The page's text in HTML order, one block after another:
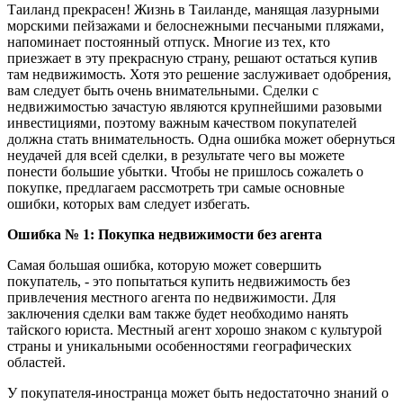
Таиланд прекрасен! Жизнь в Таиланде, манящая лазурными
морскими пейзажами и белоснежными песчаными пляжами,
напоминает постоянный отпуск. Многие из тех, кто
приезжает в эту прекрасную страну, решают остаться купив
там недвижимость. Хотя это решение заслуживает одобрения,
вам следует быть очень внимательными. Сделки с
недвижимостью зачастую являются крупнейшими разовыми
инвестициями, поэтому важным качеством покупателей
должна стать внимательность. Одна ошибка может обернуться
неудачей для всей сделки, в результате чего вы можете
понести большие убытки. Чтобы не пришлось сожалеть о
покупке, предлагаем рассмотреть три самые основные
ошибки, которых вам следует избегать.
Ошибка № 1: Покупка недвижимости без агента
Самая большая ошибка, которую может совершить
покупатель, - это попытаться купить недвижимость без
привлечения местного агента по недвижимости. Для
заключения сделки вам также будет необходимо нанять
тайского юриста. Местный агент хорошо знаком с культурой
страны и уникальными особенностями географических
областей.
У покупателя-иностранца может быть недостаточно знаний о